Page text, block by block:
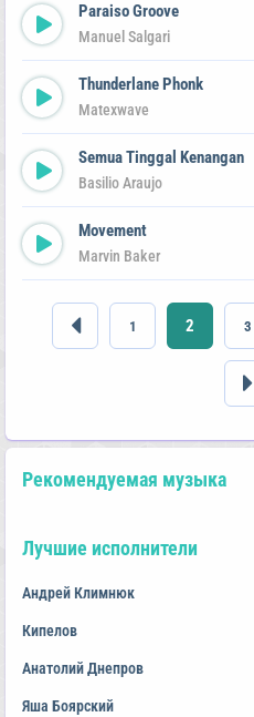
Paraiso Groove
Manuel Salgari
Thunderlane Phonk
Matexwave
Semua Tinggal Kenangan
Basilio Araujo
Movement
Marvin Baker
1 2 3
Рекомендуемая музыка
Лучшие исполнители
Андрей Климнюк
Кипелов
Анатолий Днепров
Яша Боярский